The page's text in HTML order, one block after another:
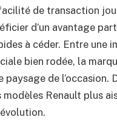
de transaction
d’un avantage
à céder. Entre
bien rodée, la
paysage de
modèles Renault plus